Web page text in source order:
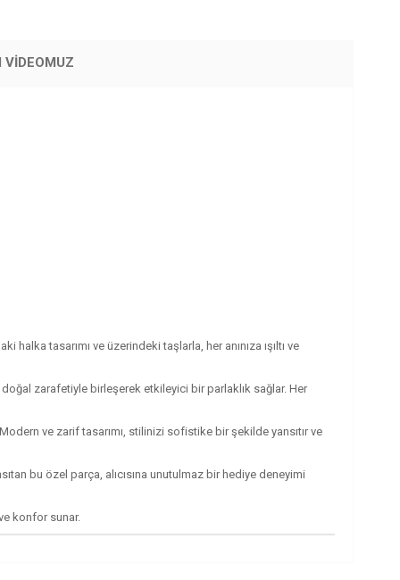
VİDEOMUZ
tasarımı ve üzerindeki taşlarla, her anınıza ışıltı ve
zarafetiyle birleşerek etkileyici bir parlaklık sağlar. Her
ve zarif tasarımı, stilinizi sofistike bir şekilde yansıtır ve
bu özel parça, alıcısına unutulmaz bir hediye deneyimi
konfor sunar.